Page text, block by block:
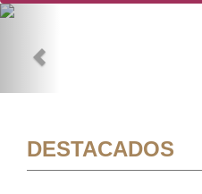
DESTACADOS